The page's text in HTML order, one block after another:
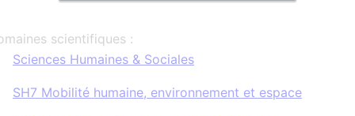
scientifiques :
Sciences Humaines & Sociales
SH7 Mobilité humaine, environnement et espace